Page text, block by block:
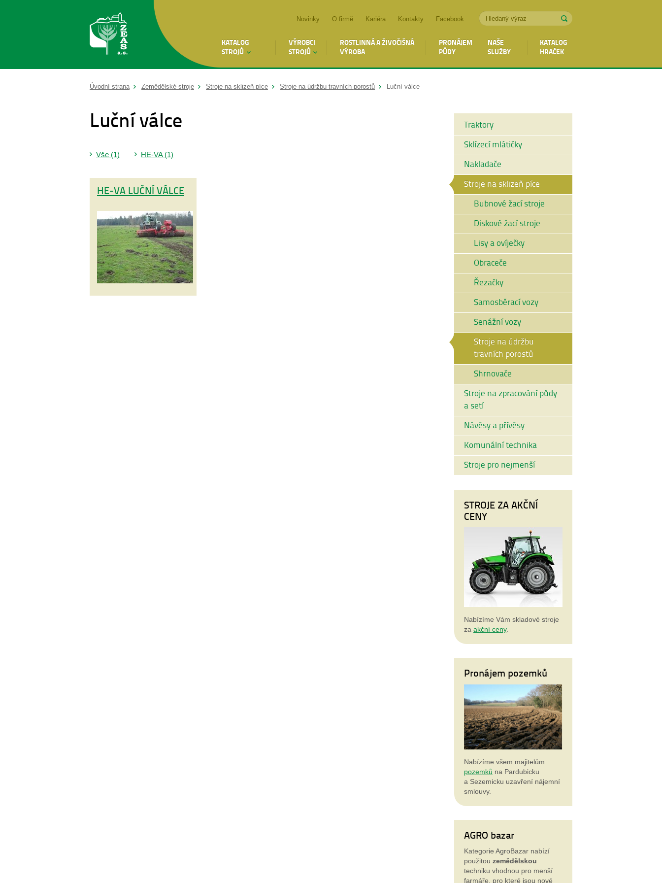
KATALOG
STROJŮ
VÝROBCI
STROJŮ
ROSTLINNÁ A ŽIVOČIŠNÁ
VÝROBA
PRONÁJEM
PŮDY
NAŠE
SLUŽBY
KATALOG
HRAČEK
Novinky O firmě Kariéra Kontakty Facebook
Úvodní strana Zemědělské stroje Stroje na sklizeň píce Stroje na údržbu travních porostů Luční válce
Luční válce
Vše (1) HE-VA (1)
HE-VA LUČNÍ VÁLCE
Traktory
Sklízecí mlátičky
Nakladače
Stroje na sklizeň píce
Bubnové žací stroje
Diskové žací stroje
Lisy a ovíječky
Obraceče
Řezačky
Samosběrací vozy
Senážní vozy
Stroje na údržbu
travních porostů
Shrnovače
Stroje na zpracování půdy
a setí
Návěsy a přívěsy
Komunální technika
Stroje pro nejmenší
STROJE ZA AKČNÍ
CENY
Nabízíme Vám skladové stroje
za akční ceny.
Pronájem pozemků
Nabízíme všem majitelům
pozemků na Pardubicku
a Sezemicku uzavření nájemní
smlouvy.
AGRO bazar
Kategorie AgroBazar nabízí
použitou zemědělskou
techniku vhodnou pro menší
farmáře, pro které jsou nové